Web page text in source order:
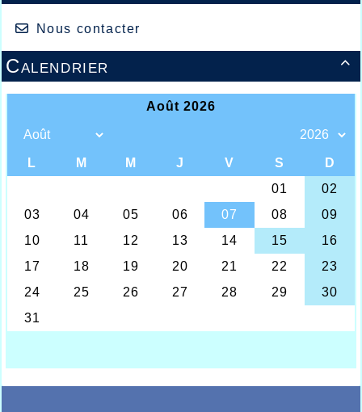
Nous contacter

Calendrier
Jean-Pierre ROBERT
Les années se suivent et ne se ressemblent pas
denier il avait réalisé une performance tout à fait